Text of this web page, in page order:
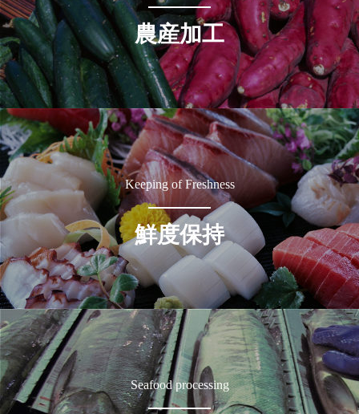
農産加工
Keeping of Freshness
鮮度保持
Seafood processing